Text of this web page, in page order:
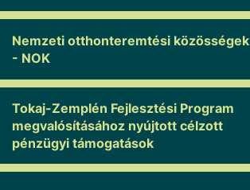
Nemzeti otthonteremtési közösségek
- NOK
Tokaj-Zemplén Fejlesztési Program
megvalósításához nyújtott célzott
pénzügyi támogatások